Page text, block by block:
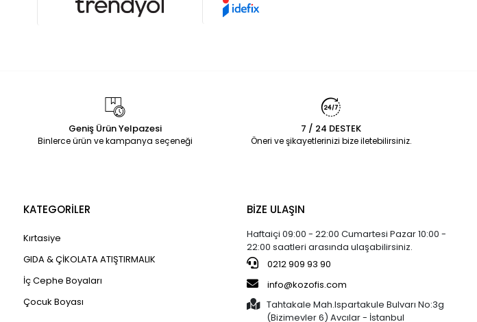
Geniş Ürün Yelpazesi
Binlerce ürün ve kampanya seçeneği
7 / 24 DESTEK
Öneri ve şikayetlerinizi bize iletebilirsiniz.
KATEGORİLER
Kırtasiye
GIDA & ÇİKOLATA ATIŞTIRMALIK
İç Cephe Boyaları
Çocuk Boyası
BİZE ULAŞIN
Haftaiçi 09:00 - 22:00 Cumartesi Pazar 10:00 -
22:00 saatleri arasında ulaşabilirsiniz.
0212 909 93 90
info@kozofis.com
Tahtakale Mah.Ispartakule Bulvarı No:3g
(Bizimevler 6) Avcılar - İstanbul